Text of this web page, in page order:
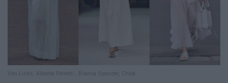
Von Links: Alberta Ferretti , Bianca Spender, Chloé